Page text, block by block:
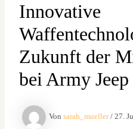
Innovative
Zukunft der
bei Army Jeep
Von sarah_mueller/ 27.